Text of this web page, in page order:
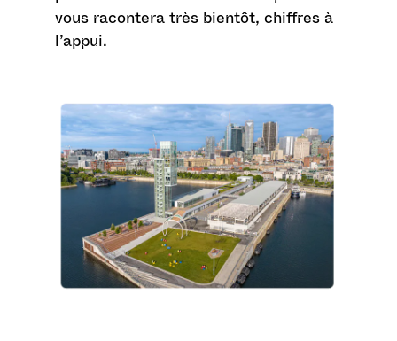
vous racontera très bientôt, chiffres à
l’appui.